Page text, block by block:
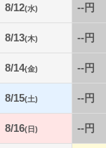
8/12(水) --円
8/13(木) --円
8/14(金) --円
8/15(土) --円
8/16(日) --円